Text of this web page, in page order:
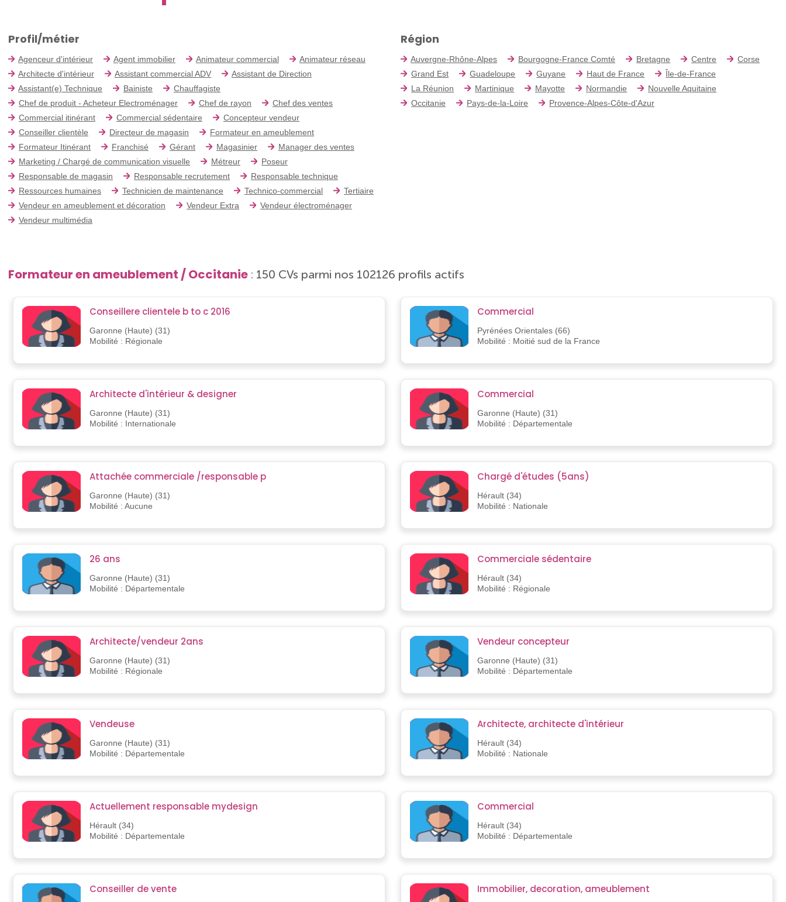
Profil/métier
Agenceur d'intérieur Agent immobilier Animateur commercial
Animateur réseau
Architecte d'intérieur
Assistant commercial ADV
Assistant de Direction
Assistant(e) Technique
Bainiste
Chauffagiste
Chef de produit - Acheteur Electroménager
Chef de rayon
Chef des ventes
Commercial itinérant
Commercial sédentaire
Concepteur vendeur
Conseiller clientèle
Directeur de magasin
Formateur en ameublement
Formateur Itinérant
Franchisé Gérant Magasinier
Manager des ventes
Marketing / Chargé de communication visuelle
Métreur
Poseur
Responsable de magasin
Responsable recrutement
Responsable technique
Ressources humaines
Technicien de maintenance Technico-commercial
Tertiaire
Vendeur en ameublement et décoration
Vendeur Extra
Vendeur électroménager
Vendeur multimédia
Région
Auvergne-Rhône-Alpes Bourgogne-France Comté Bretagne Centre
Corse
Grand Est
Guadeloupe Guyane Haut de France
Île-de-France
La Réunion
Martinique Mayotte Normandie
Nouvelle Aquitaine
Occitanie
Pays-de-la-Loire Provence-Alpes-Côte-d'Azur
Formateur en ameublement / Occitanie : 150 CVs parmi nos 102126 profils actifs
Conseillere clientele b to c 2016
Garonne (Haute) (31)
Mobilité : Régionale
Commercial
Pyrénées Orientales (66)
Mobilité : Moitié sud de la France
Architecte d'intérieur & designer
Garonne (Haute) (31)
Mobilité : Internationale
Commercial
Garonne (Haute) (31)
Mobilité : Départementale
Attachée commerciale /responsable p
Garonne (Haute) (31)
Mobilité : Aucune
Chargé d'études (5ans)
Hérault (34)
Mobilité : Nationale
26 ans
Garonne (Haute) (31)
Mobilité : Départementale
Commerciale sédentaire
Hérault (34)
Mobilité : Régionale
Architecte/vendeur 2ans
Garonne (Haute) (31)
Mobilité : Régionale
Vendeur concepteur
Garonne (Haute) (31)
Mobilité : Départementale
Vendeuse
Garonne (Haute) (31)
Mobilité : Départementale
Architecte, architecte d'intérieur
Hérault (34)
Mobilité : Nationale
Actuellement responsable mydesign
Hérault (34)
Mobilité : Départementale
Commercial
Hérault (34)
Mobilité : Départementale
Conseiller de vente Immobilier, decoration, ameublement